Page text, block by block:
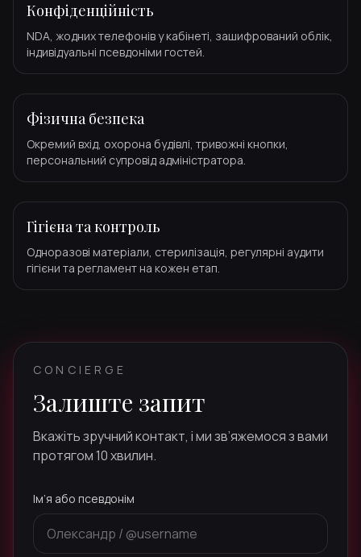
Конфіденційність
NDA, жодних телефонів у кабінеті, зашифрований облік,
індивідуальні псевдоніми гостей.
Фізична безпека
Окремий вхід, охорона будівлі, тривожні кнопки,
персональний супровід адміністратора.
Гігієна та контроль
Одноразові матеріали, стерилізація, регулярні аудити
гігієни та регламент на кожен етап.
CONCIERGE
Залиште запит
Вкажіть зручний контакт, і ми зв’яжемося з вами
протягом 10 хвилин.
Ім’я або псевдонім